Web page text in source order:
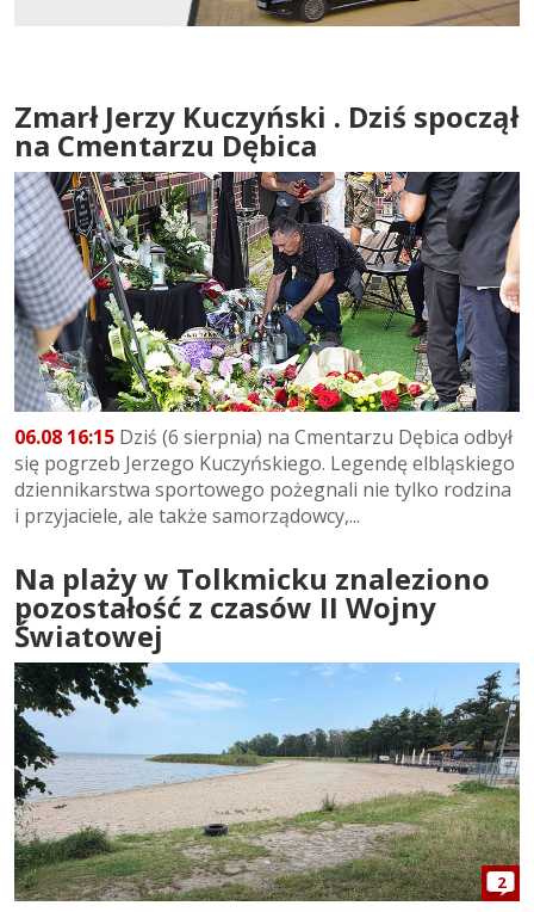
Zmarł Jerzy Kuczyński . Dziś spoczął
na Cmentarzu Dębica
06.08 16:15 Dziś (6 sierpnia) na Cmentarzu Dębica odbył
się pogrzeb Jerzego Kuczyńskiego. Legendę elbląskiego
dziennikarstwa sportowego pożegnali nie tylko rodzina
i przyjaciele, ale także samorządowcy,...
Na plaży w Tolkmicku znaleziono
pozostałość z czasów II Wojny
Światowej
2